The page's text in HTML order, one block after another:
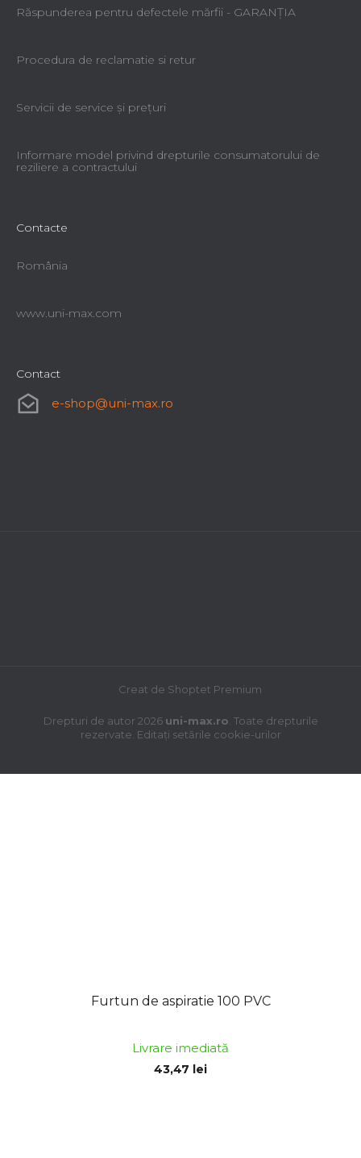
Furtun de aspiratie 100 PVC
Livrare imediată
43,47 lei
Răspunderea pentru defectele mărfii - GARANŢIA
Procedura de reclamatie si retur
Servicii de service şi preţuri
Informare model privind drepturile consumatorului de
reziliere a contractului
Contacte
România
www.uni-max.com
Contact
e-shop@uni-max.ro
Creat de Shoptet Premium
Drepturi de autor 2026 uni-max.ro . Toate drepturile
rezervate. Editați setările cookie-urilor